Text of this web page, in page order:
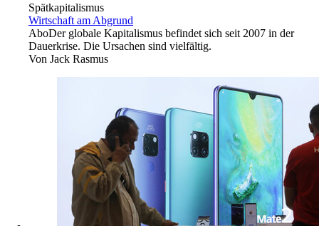
Spätkapitalismus
Wirtschaft am Abgrund
AboDer globale Kapitalismus befindet sich seit 2007 in der
Dauerkrise. Die Ursachen sind vielfältig.
Von Jack Rasmus